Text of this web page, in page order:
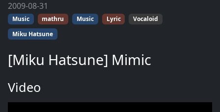
2009-08-31
Music mathru Music Lyric
Vocaloid
Miku Hatsune
[Miku Hatsune] Mimic
Video